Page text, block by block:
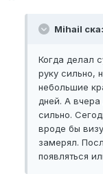
Mihail
Когда делал
руку сильно,
небольшие
дней. А
сильно.
вроде бы
замерял.
появляться